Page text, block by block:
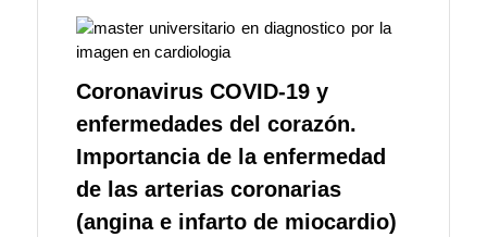
Coronavirus COVID-19 y
enfermedades del corazón.
Importancia de la enfermedad
de las arterias coronarias
(angina e infarto de miocardio)